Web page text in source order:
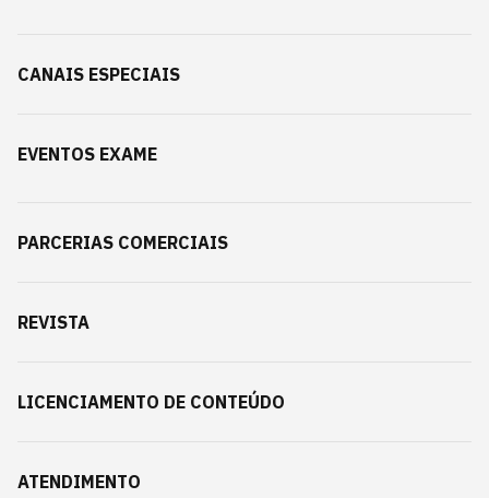
CANAIS ESPECIAIS
EVENTOS EXAME
PARCERIAS COMERCIAIS
REVISTA
LICENCIAMENTO DE CONTEÚDO
ATENDIMENTO